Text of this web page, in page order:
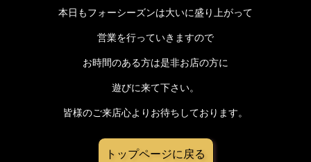
本日もフォーシーズンは大いに盛り上がって
営業を行っていきますので
お時間のある方は是非お店の方に
遊びに来て下さい。
皆様のご来店心よりお待ちしております。
トップページに戻る